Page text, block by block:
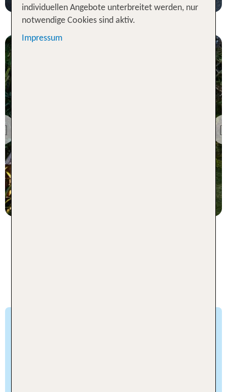
Previous
individuellen Angebote unterbreitet werden, nur
notwendige Cookies sind aktiv.
Impressum